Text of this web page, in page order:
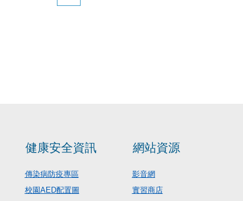
健康安全資訊
傳染病防疫專區
校園AED配置圖
網站資源
影音網
實習商店